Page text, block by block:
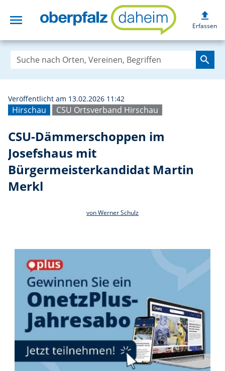
menu CSU-
upload
Erfassen
search
Hirschau CSU Ortsverband Hirschau
Veröffentlicht am 13.02.2026 11:42
CSU-Dämmerschoppen im
Josefshaus mit
Bürgermeisterkandidat Martin
Merkl
von Werner Schulz